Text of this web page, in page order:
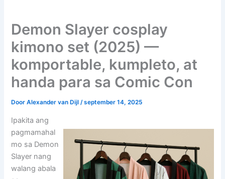
Demon Slayer cosplay
kimono set (2025) —
komportable, kumpleto, at
handa para sa Comic Con
DoorAlexander van Dijl/september 14, 2025
Ipakita ang
pagmamahal
mo sa Demon
Slayer nang
walang abala